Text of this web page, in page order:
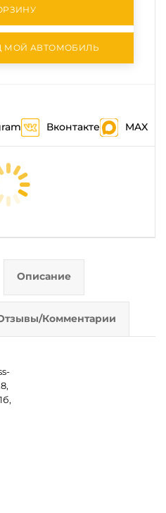
МОЙ АВТОМОБИЛЬ
Вконтакте MAX
Описание
Комментарии